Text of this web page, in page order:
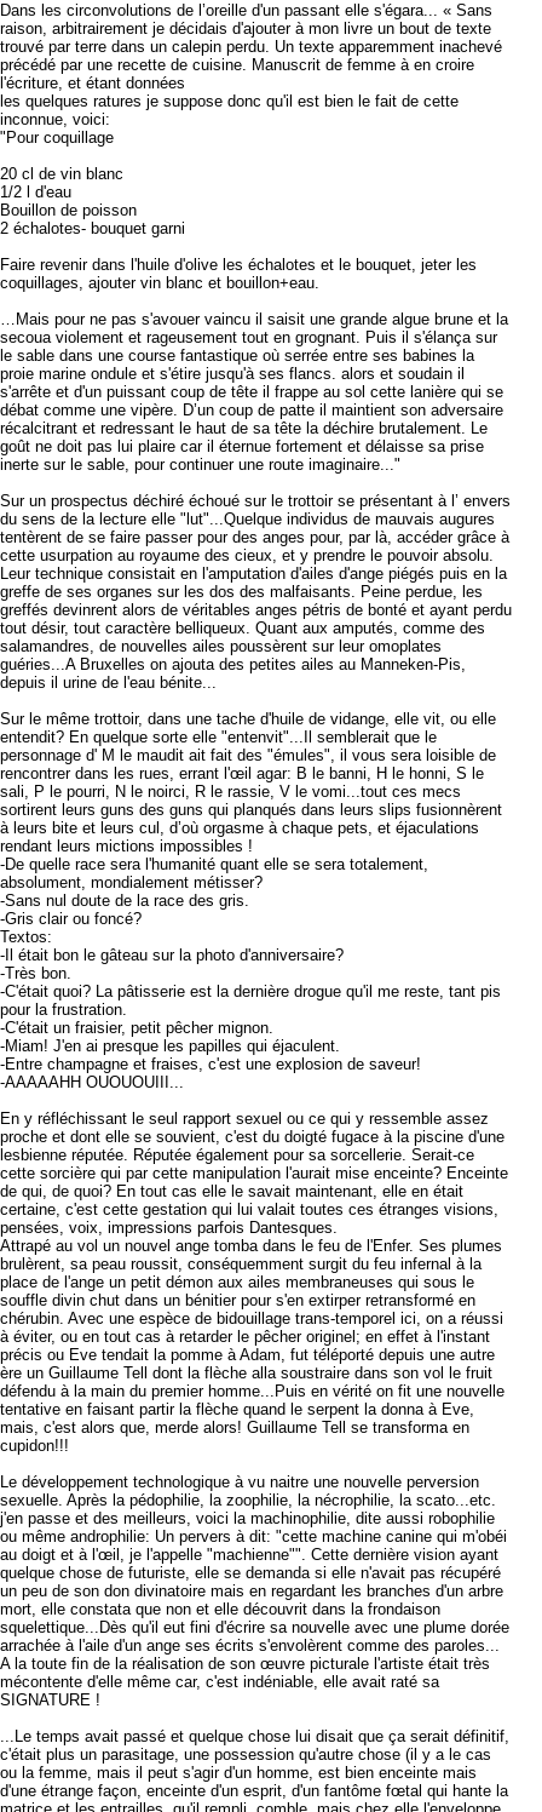
Dans les circonvolutions de l’oreille d'un passant elle s'égara... « Sans
raison, arbitrairement je décidais d'ajouter à mon livre un bout de texte
trouvé par terre dans un calepin perdu. Un texte apparemment inachevé
précédé par une recette de cuisine. Manuscrit de femme à en croire
l'écriture, et étant données
les quelques ratures je suppose donc qu'il est bien le fait de cette
inconnue, voici:
"Pour coquillage
20 cl de vin blanc
1/2 l d'eau
Bouillon de poisson
2 échalotes- bouquet garni
Faire revenir dans l'huile d'olive les échalotes et le bouquet, jeter les
coquillages, ajouter vin blanc et bouillon+eau.
…Mais pour ne pas s'avouer vaincu il saisit une grande algue brune et la
secoua violement et rageusement tout en grognant. Puis il s'élança sur
le sable dans une course fantastique où serrée entre ses babines la
proie marine ondule et s'étire jusqu'à ses flancs. alors et soudain il
s'arrête et d'un puissant coup de tête il frappe au sol cette lanière qui se
débat comme une vipère. D’un coup de patte il maintient son adversaire
récalcitrant et redressant le haut de sa tête la déchire brutalement. Le
goût ne doit pas lui plaire car il éternue fortement et délaisse sa prise
inerte sur le sable, pour continuer une route imaginaire..."
Sur un prospectus déchiré échoué sur le trottoir se présentant à l’ envers
du sens de la lecture elle "lut"...Quelque individus de mauvais augures
tentèrent de se faire passer pour des anges pour, par là, accéder grâce à
cette usurpation au royaume des cieux, et y prendre le pouvoir absolu.
Leur technique consistait en l'amputation d'ailes d'ange piégés puis en la
greffe de ses organes sur les dos des malfaisants. Peine perdue, les
greffés devinrent alors de véritables anges pétris de bonté et ayant perdu
tout désir, tout caractère belliqueux. Quant aux amputés, comme des
salamandres, de nouvelles ailes poussèrent sur leur omoplates
guéries...A Bruxelles on ajouta des petites ailes au Manneken-Pis,
depuis il urine de l'eau bénite...
Sur le même trottoir, dans une tache d'huile de vidange, elle vit, ou elle
entendit? En quelque sorte elle "entenvit"...Il semblerait que le
personnage d' M le maudit ait fait des "émules", il vous sera loisible de
rencontrer dans les rues, errant l'œil agar: B le banni, H le honni, S le
sali, P le pourri, N le noirci, R le rassie, V le vomi...tout ces mecs
sortirent leurs guns des guns qui planqués dans leurs slips fusionnèrent
à leurs bite et leurs cul, d’où orgasme à chaque pets, et éjaculations
rendant leurs mictions impossibles !
-De quelle race sera l'humanité quant elle se sera totalement,
absolument, mondialement métisser?
-Sans nul doute de la race des gris.
-Gris clair ou foncé?
Textos:
-Il était bon le gâteau sur la photo d'anniversaire?
-Très bon.
-C'était quoi? La pâtisserie est la dernière drogue qu'il me reste, tant pis
pour la frustration.
-C'était un fraisier, petit pêcher mignon.
-Miam! J'en ai presque les papilles qui éjaculent.
-Entre champagne et fraises, c'est une explosion de saveur!
-AAAAAHH OUOUOUIII...
En y réfléchissant le seul rapport sexuel ou ce qui y ressemble assez
proche et dont elle se souvient, c'est du doigté fugace à la piscine d'une
lesbienne réputée. Réputée également pour sa sorcellerie. Serait-ce
cette sorcière qui par cette manipulation l'aurait mise enceinte? Enceinte
de qui, de quoi? En tout cas elle le savait maintenant, elle en était
certaine, c'est cette gestation qui lui valait toutes ces étranges visions,
pensées, voix, impressions parfois Dantesques.
Attrapé au vol un nouvel ange tomba dans le feu de l'Enfer. Ses plumes
brulèrent, sa peau roussit, conséquemment surgit du feu infernal à la
place de l'ange un petit démon aux ailes membraneuses qui sous le
souffle divin chut dans un bénitier pour s'en extirper retransformé en
chérubin. Avec une espèce de bidouillage trans-temporel ici, on a réussi
à éviter, ou en tout cas à retarder le pêcher originel; en effet à l'instant
précis ou Eve tendait la pomme à Adam, fut téléporté depuis une autre
ère un Guillaume Tell dont la flèche alla soustraire dans son vol le fruit
défendu à la main du premier homme...Puis en vérité on fit une nouvelle
tentative en faisant partir la flèche quand le serpent la donna à Eve,
mais, c'est alors que, merde alors! Guillaume Tell se transforma en
cupidon!!!
Le développement technologique à vu naitre une nouvelle perversion
sexuelle. Après la pédophilie, la zoophilie, la nécrophilie, la scato...etc.
j'en passe et des meilleurs, voici la machinophilie, dite aussi robophilie
ou même androphilie: Un pervers à dit: "cette machine canine qui m'obéi
au doigt et à l'œil, je l'appelle "machienne"". Cette dernière vision ayant
quelque chose de futuriste, elle se demanda si elle n'avait pas récupéré
un peu de son don divinatoire mais en regardant les branches d'un arbre
mort, elle constata que non et elle découvrit dans la frondaison
squelettique...Dès qu'il eut fini d'écrire sa nouvelle avec une plume dorée
arrachée à l'aile d'un ange ses écrits s'envolèrent comme des paroles...
A la toute fin de la réalisation de son œuvre picturale l'artiste était très
mécontente d'elle même car, c'est indéniable, elle avait raté sa
SIGNATURE !
...Le temps avait passé et quelque chose lui disait que ça serait définitif,
c'était plus un parasitage, une possession qu'autre chose (il y a le cas
ou la femme, mais il peut s'agir d'un homme, est bien enceinte mais
d'une étrange façon, enceinte d'un esprit, d'un fantôme fœtal qui hante la